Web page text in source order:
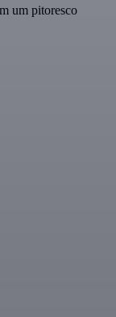
um pitoresco